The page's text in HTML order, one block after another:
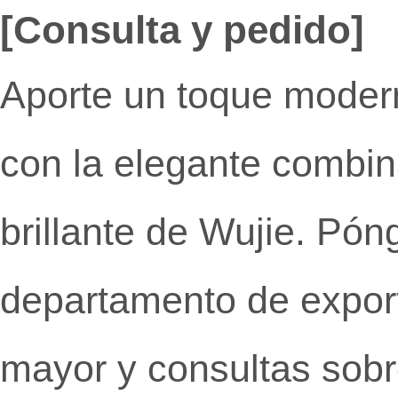
[Consulta y pedido]
Aporte un toque
con la elegante
brillante de Wujie.
departamento de
mayor y consultas